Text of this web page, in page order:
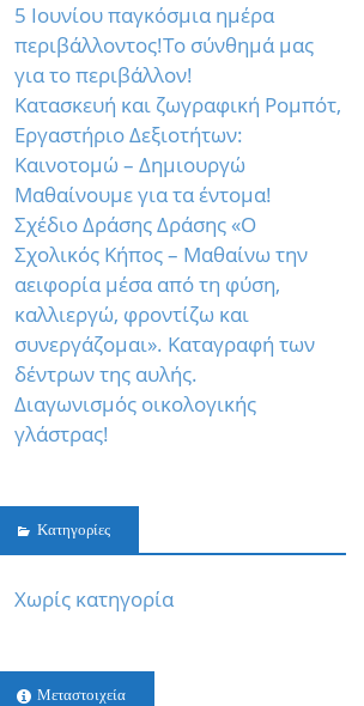
5 Ιουνίου παγκόσμια ημέρα
περιβάλλοντος!Το σύνθημά μας
για το περιβάλλον!
Κατασκευή και ζωγραφική Ρομπότ,
Εργαστήριο Δεξιοτήτων:
Καινοτομώ – Δημιουργώ
Μαθαίνουμε για τα έντομα!
Σχέδιο Δράσης Δράσης «Ο
Σχολικός Κήπος – Μαθαίνω την
αειφορία μέσα από τη φύση,
καλλιεργώ, φροντίζω και
συνεργάζομαι». Καταγραφή των
δέντρων της αυλής.
Διαγωνισμός οικολογικής
γλάστρας!
Kατηγορίες
Χωρίς κατηγορία
Μεταστοιχεία